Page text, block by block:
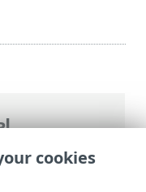
>ESET
орнату
cookies